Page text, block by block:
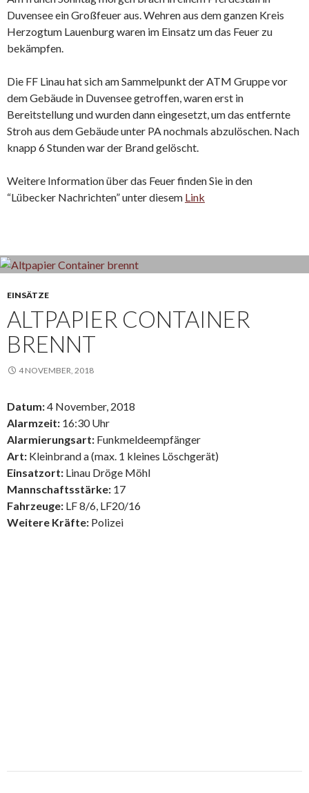
Duvensee ein Großfeuer aus. Wehren aus dem ganzen Kreis
Herzogtum Lauenburg waren im Einsatz um das Feuer zu
bekämpfen.
Die FF Linau hat sich am Sammelpunkt der ATM Gruppe vor
dem Gebäude in Duvensee getroffen, waren erst in
Bereitstellung und wurden dann eingesetzt, um das entfernte
Stroh aus dem Gebäude unter PA nochmals abzulöschen. Nach
knapp 6 Stunden war der Brand gelöscht.
Weitere Information über das Feuer finden Sie in den
“Lübecker Nachrichten” unter diesem Link
EINSÄTZE
ALTPAPIER CONTAINER
BRENNT
4 NOVEMBER, 2018
Datum:4 November, 2018
Alarmzeit: 16:30 Uhr
Alarmierungsart: Funkmeldeempfänger
Art: Kleinbrand a (max. 1 kleines Löschgerät)
Einsatzort: Linau Dröge Möhl
Mannschaftsstärke: 17
Fahrzeuge: LF 8/6, LF20/16
Weitere Kräfte: Polizei